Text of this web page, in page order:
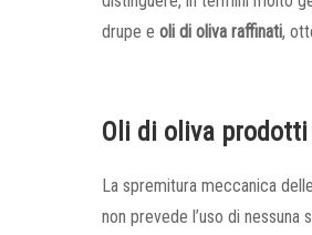
drupe e oli di oliva raffinati,
Oli di oliva
La spremitura meccanica
non prevede l’uso di